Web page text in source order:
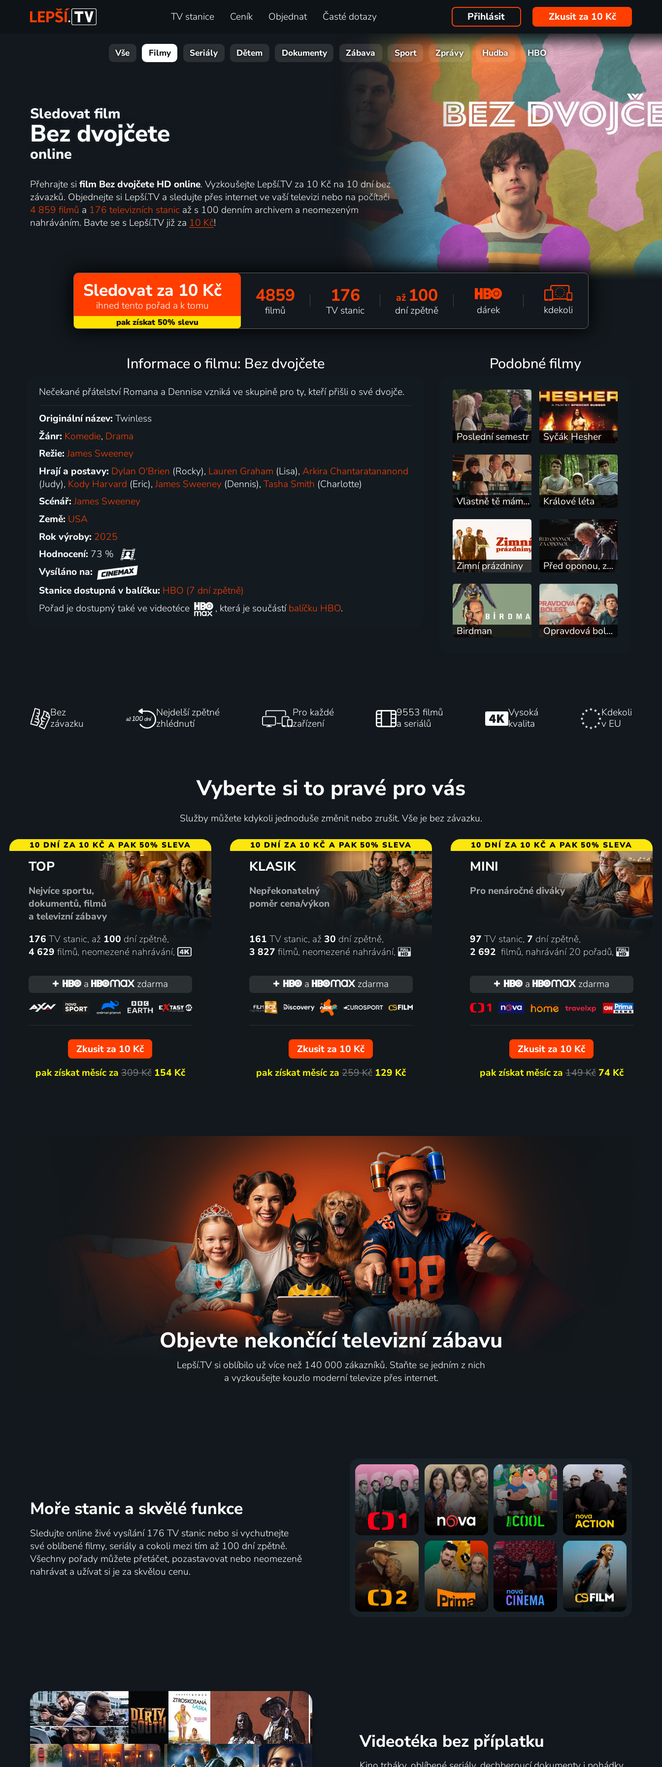
TV stanice Ceník Objednat Časté dotazy Přihlásit Zkusit za 10 Kč
Vše Filmy Seriály Dětem Dokumenty Zábava Sport Zprávy Hudba HBO
Sledovat film
Bez dvojčete
online
Přehrajte si film Bez dvojčete HD online. Vyzkoušejte Lepší.TV za 10 Kč na 10 dní bez
závazků. Objednejte si Lepší.TV a sledujte přes internet ve vaší televizi nebo na počítači
4 859 filmů a 176 televizních stanicaž s 100 denním archivem a neomezeným
nahráváním. Bavte se s Lepší.TV již za 10 Kč!
Sledovat za 10 Kč
ihned tento pořad a k tomu 4859
filmů
176
TV stanic
až 100
dní zpětně dárek kdekoli
Informace o filmu: Bez dvojčete
Nečekané přátelství Romana a Dennise vzniká ve skupině pro ty, kteří přišli o své dvojče.
Originální název:Twinless
Žánr: Komedie, Drama
Režie:James Sweeney
Hrají a postavy: Dylan O'Brien (Rocky), Lauren Graham (Lisa),Arkira Chantaratananond
(Judy), Kody Harvard (Eric),James Sweeney (Dennis),Tasha Smith (Charlotte)
Scénář:James Sweeney
Země: USA
Rok výroby: 2025
Hodnocení: 73 %
Vysíláno na:
Stanice dostupná v balíčku: HBO (7 dní zpětně)
Pořad je dostupný také ve videotéce
, která je součástíbalíčku HBO.
Podobné filmy
Poslední semestr Syčák Hesher
Vlastně tě mám ráda, tati Králové léta
Zimní prázdniny Před oponou, za oponou
Birdman Opravdová bolest
Bez
závazku
Nejdelší zpětné
zhlédnutí
Pro každé
zařízení
9553 filmů
a seriálů
Vysoká
kvalita
Kdekoli
v EU
Vyberte si to pravé pro vás
Služby můžete kdykoli jednoduše změnit nebo zrušit. Vše je bez závazku.
10 DNÍ ZA 10 KČ A PAK 50% SLEVA
TOP
Nejvíce sportu,
dokumentů, filmů
a televizní zábavy
176 TV stanic, až 100 dní zpětně,
4 629 filmů, neomezené nahrávání,
a zdarma
Zkusit za 10 Kč
pak získat měsíc za309 Kč 154 Kč
10 DNÍ ZA 10 KČ A PAK 50% SLEVA
KLASIK
Nepřekonatelný
poměr cena/výkon
161 TV stanic, až 30 dní zpětně,
3 827 filmů, neomezené nahrávání,
a zdarma
Zkusit za 10 Kč
pak získat měsíc za259 Kč 129 Kč
10 DNÍ ZA 10 KČ A PAK 50% SLEVA
MINI
Pro nenáročné diváky
97 TV stanic, 7 dní zpětně,
2 692 filmů, nahrávání 20 pořadů,
a zdarma
Zkusit za 10 Kč
pak získat měsíc za149 Kč 74 Kč
Objevte nekončící televizní zábavu
Lepší.TV si oblíbilo už více než 140 000 zákazníků. Staňte se jedním z nich
a vyzkoušejte kouzlo moderní televize přes internet.
Moře stanic a skvělé funkce
Sledujte online živé vysílání 176 TV stanic nebo si vychutnejte
své oblíbené filmy, seriály a cokoli mezi tím až 100 dní zpětně.
Všechny pořady můžete přetáčet, pozastavovat nebo neomezeně
nahrávat a užívat si je za skvělou cenu.
Videotéka bez příplatku